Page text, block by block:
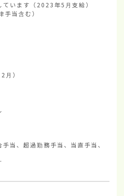
います（2023年5月支給）
当含む）
）
当、超過勤務手当、当直手当、